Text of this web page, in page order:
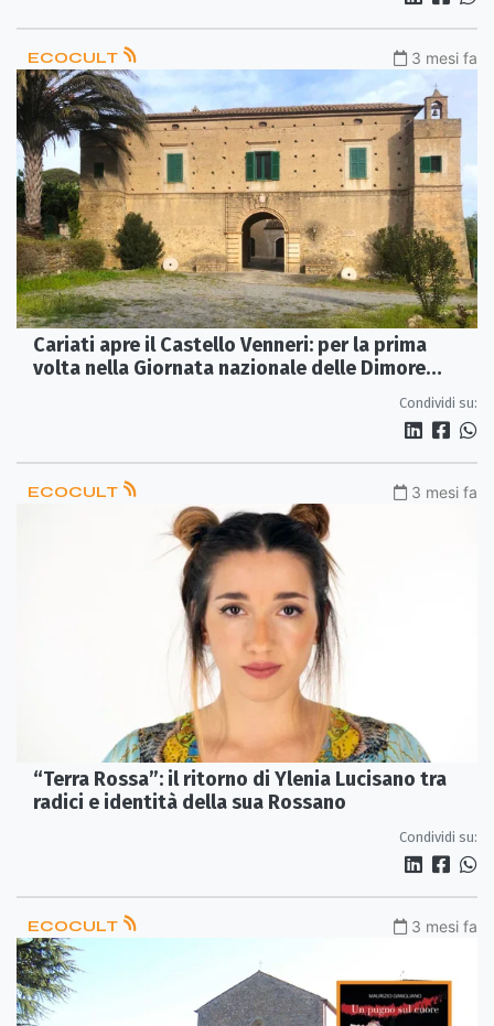
ECOCULT 3 mesi fa
Cariati apre il Castello Venneri: per la prima
volta nella Giornata nazionale delle Dimore
Condividi su:
ECOCULT 3 mesi fa
“Terra Rossa”: il ritorno di Ylenia Lucisano tra
radici e identità della sua Rossano
Condividi su:
ECOCULT 3 mesi fa